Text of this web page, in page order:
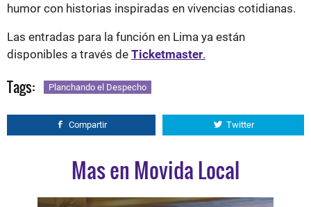
humor con historias inspiradas en vivencias cotidianas.
Las entradas para la función en Lima ya están
disponibles a través de Ticketmaster.
Tags: Planchando el Despecho
Compartir Twitter
Mas en Movida Local